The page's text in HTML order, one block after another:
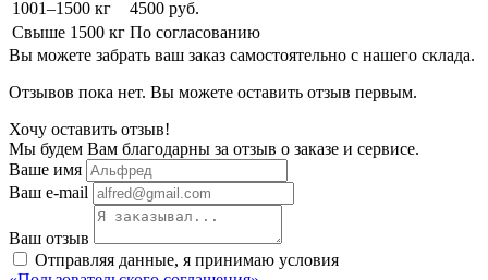
1001–1500 кг
4500 руб.
Свыше 1500 кг По согласованию
Вы можете забрать ваш заказ самостоятельно с нашего склада.
Отзывов пока нет. Вы можете оставить отзыв первым.
Хочу оставить отзыв!
Мы будем Вам благодарны за отзыв о заказе и сервисе.
Ваше имя
Ваш e-mail
Ваш отзыв
Отправляя данные, я принимаю условия